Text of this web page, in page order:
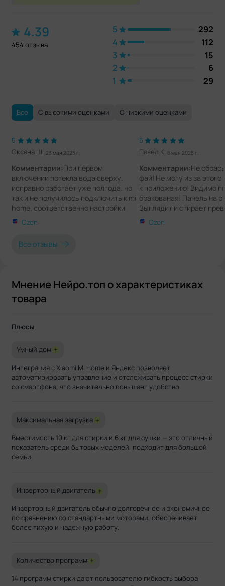
4.39
454 отзыва
5
292
4
112
3
15
2
6
1
29
Все С высокими оценками С низкими оценками
5
Оксана Ш. 23 мая 2025 г.
Комментарии:При первом
включении потекла вода сверху.
исправно работает уже полгода. но
так и не получилось подключить к mi
home. соответственно настройки
ограничены
Ozon
5
Павел К. 6 мая 2025 г.
Комментарии:Не
фай! Не могу из за этого
к приложению! Видимо
бракованая! Панель на
Выглядит и стирает
сушит идеально,
убираем в шкаф. Но то
Ozon
Все отзывы
Мнение Нейро.топ о характеристиках
товара
Плюсы
Умный дом +
Интеграция с Xiaomi Mi Home и Яндекс позволяет
автоматизировать управление и отслеживать процесс стирки
со смартфона, что значительно повышает удобство.
Максимальная загрузка +
Вместимость 10 кг для стирки и 6 кг для сушки — это отличный
показатель среди бытовых моделей, подходит для большой
семьи.
Инверторный двигатель +
Инверторный двигатель обычно долговечнее и экономичнее
по сравнению со стандартными моторами, обеспечивает
более тихую и надежную работу.
Количество программ +
14 программ стирки дают пользователю гибкость выбора